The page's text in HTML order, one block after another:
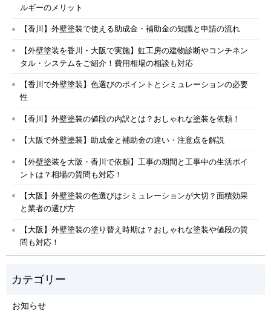
ルギーのメリット
【香川】外壁塗装で使える助成金・補助金の知識と申請の流れ
【外壁塗装を香川・大阪で実施】虹工房の建物診断やコンチネン
タル・システムをご紹介！費用相場の相談も対応
【香川で外壁塗装】色選びのポイントとシミュレーションの必要
性
【香川】外壁塗装の値段の内訳とは？おしゃれな塗装を依頼！
【大阪で外壁塗装】助成金と補助金の違い・注意点を解説
【外壁塗装を大阪・香川で依頼】工事の期間と工事中の生活ポイ
ントは？相場の質問も対応！
【大阪】外壁塗装の色選びはシミュレーションが大切？面積効果
と業者の選び方
【大阪】外壁塗装の塗り替え時期は？おしゃれな塗装や値段の質
問も対応！
お知らせ